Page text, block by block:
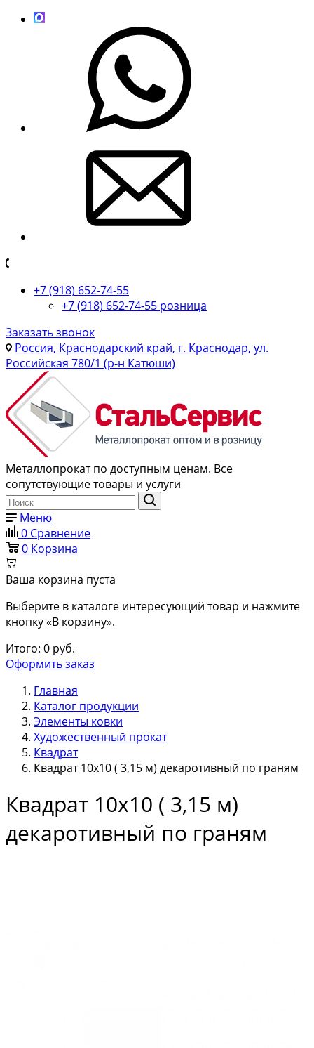
+7 (918) 652-74-55
+7 (918) 652-74-55 розница
Заказать звонок
Россия, Краснодарский край, г. Краснодар, ул.
Российская 780/1 (р-н Катюши)
Металлопрокат по доступным ценам. Все
сопутствующие товары и услуги
Меню
0 Сравнение
0 Корзина
Ваша корзина пуста
Выберите в каталоге интересующий товар и нажмите
кнопку «В корзину».
Итого: 0 руб.
Оформить заказ
Главная
Каталог продукции
Элементы ковки
Художественный прокат
Квадрат
Квадрат 10х10 ( 3,15 м) декаротивный по граням
Квадрат 10х10 ( 3,15 м)
декаротивный по граням